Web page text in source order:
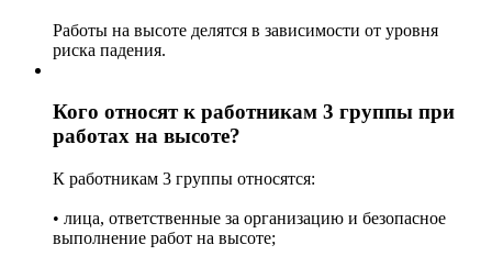
Работы на высоте делятся в зависимости от уровня
риска падения.
Кого относят к работникам 3 группы при
работах на высоте?
К работникам 3 группы относятся:
• лица, ответственные за организацию и безопасное
выполнение работ на высоте;